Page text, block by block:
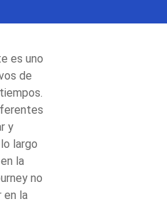
es uno
de
y
largo
la
no
en la